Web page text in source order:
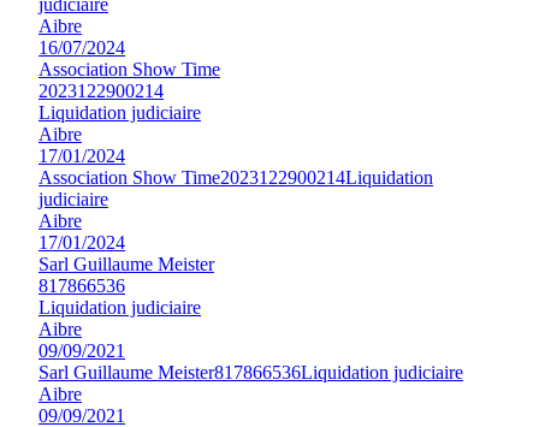
Aibre
16/07/2024
Association Show Time
2023122900214
Liquidation judiciaire
Aibre
17/01/2024
Association Show Time2023122900214Liquidation
judiciaire
Aibre
17/01/2024
Sarl Guillaume Meister
817866536
Liquidation judiciaire
Aibre
09/09/2021
Sarl Guillaume Meister817866536Liquidation judiciaire
Aibre
09/09/2021